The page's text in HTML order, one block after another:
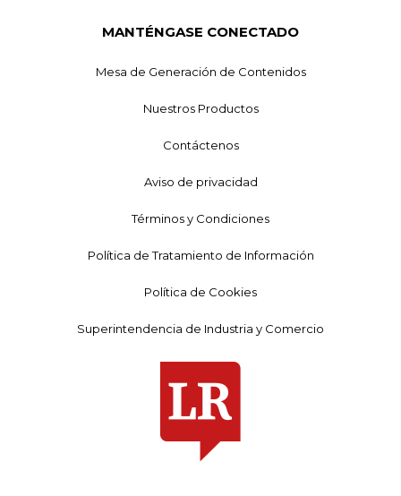
MANTÉNGASE CONECTADO
Mesa de Generación de Contenidos
Nuestros Productos
Contáctenos
Aviso de privacidad
Términos y Condiciones
Política de Tratamiento de Información
Política de Cookies
Superintendencia de Industria y Comercio